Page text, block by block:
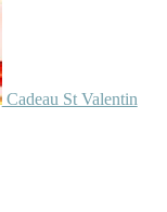
Cadeau St Valentin